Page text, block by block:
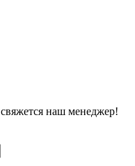
наш менеджер!